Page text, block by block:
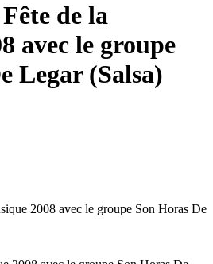
de la
avec le groupe
Legar (Salsa)
2008 avec le groupe Son Horas De